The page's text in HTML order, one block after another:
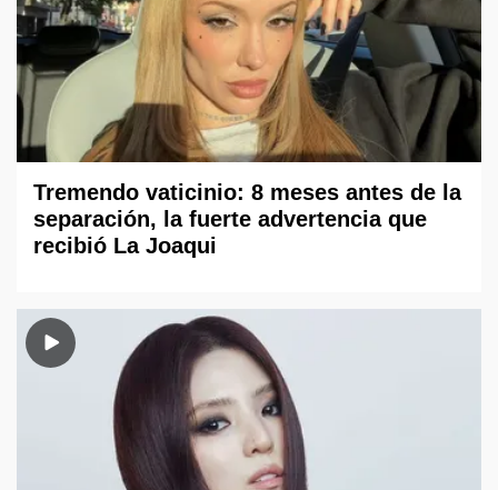
Tremendo vaticinio: 8 meses antes de la
separación, la fuerte advertencia que
recibió La Joaqui